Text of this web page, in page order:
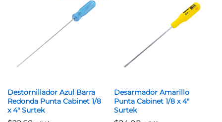
Destornillador Azul Barra
Redonda Punta Cabinet 1/8
x 4″ Surtek
Desarmador Amarillo
Punta Cabinet 1/8 x 4″
Surtek